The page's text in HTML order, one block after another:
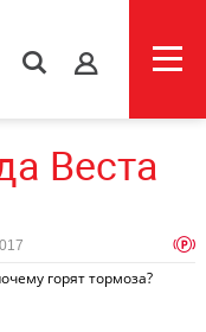
s
Веста
горят тормоза?
p